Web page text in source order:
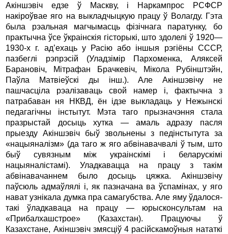
Акіншэвіч едзе ў Маскву, і Наркампрос РСФСР
накіроўвае яго на выкладчыцкую працу ў Волагду. Гэта
была рэальная магчымасць фізічнага паратунку, бо
практычна ўсе ўкраінскія гісторыкі, што здолелі ў 1920—
1930-х г. ад’ехаць у Расію або іншыя рэгіёны СССР,
пазбеглі рэпрэсій (Уладзімір Пархоменка, Аляксей
Барановіч, Мітрафан Брачкевіч, Мікола Рубінштэйн,
Паўла Матвіеўскі ды інш.). Але Акіншэвічу не
пашчасціла рэалізаваць свой намер і, фактычна з
патрабаван ня НКВД, ён ідзе выкладаць у Нежынскі
педагагічны інстытут. Мэта таго прызначэння стала
празрыстай досыць хутка — амаль адразу пасля
прыезду Акіншэвіч быў звольнены з педінстытута за
«нацыяналізм» (да таго ж яго абвінавачвалі ў тым, што
быў сувязным між украінскімі і беларускімі
нацыяналістамі). Уладкавацца на працу з такім
абвінавачаннем было досыць цяжка. Акіншэвічу
паўсюль адмаўлялі і, як пазначана ва ўспамінах, у яго
нават узнікала думка пра самагубства. Але яму ўдалося-
такі ўладкаваца на працу — юрысконсультам на
«Прибалхашстрое» (Казахстан). Працуючы ў
Казахстане, Акіншэвіч змясціў 4 расійскамоўныя нататкі